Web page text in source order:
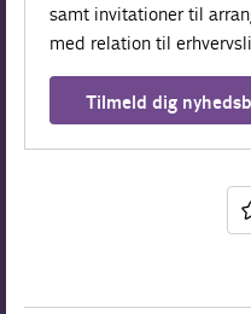
samt invitationer til
med relation til
Tilmeld dig